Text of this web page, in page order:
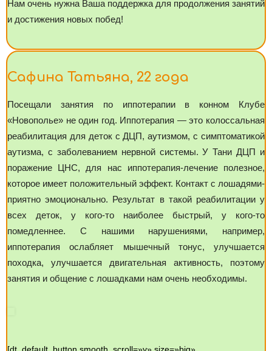
Нам очень нужна Ваша поддержка для продолжения занятий
и достижения новых побед!
Сафина Татьяна, 22 года
Посещали занятия по иппотерапии в конном Клубе
«Новополье» не один год. Иппотерапия — это колоссальная
реабилитация для деток с ДЦП, аутизмом, с симптоматикой
аутизма, с заболеванием нервной системы. У Тани ДЦП и
поражение ЦНС, для нас иппотерапия-лечение полезное,
которое имеет положительный эффект. Контакт с лошадями-
приятно эмоционально. Результат в такой реабилитации у
всех деток, у кого-то наиболее быстрый, у кого-то
помедленнее. С нашими нарушениями, например,
иппотерапия ослабляет мышечный тонус, улучшается
походка, улучшается двигательная активность, поэтому
занятия и общение с лошадками нам очень необходимы.